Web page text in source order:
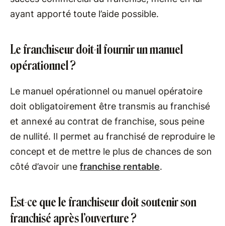
ayant apporté toute l’aide possible.
Le franchiseur doit-il fournir un manuel
opérationnel ?
Le manuel opérationnel ou manuel opératoire
doit obligatoirement être transmis au franchisé
et annexé au contrat de franchise, sous peine
de nullité. Il permet au franchisé de reproduire le
concept et de mettre le plus de chances de son
côté d’avoir une franchise rentable.
Est-ce que le franchiseur doit soutenir son
franchisé après l’ouverture ?